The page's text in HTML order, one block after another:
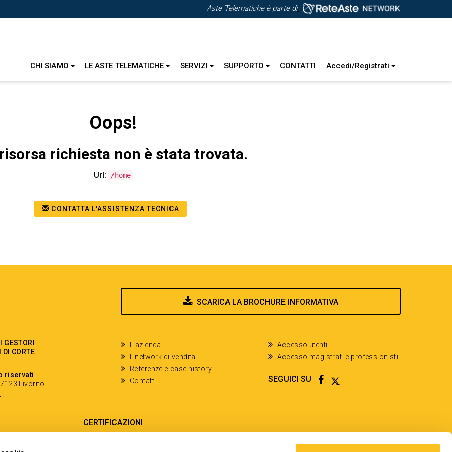
Aste Telematiche è parte di
CHI SIAMO LE ASTE TELEMATICHE SERVIZI SUPPORTO CONTATTI Accedi/Registrati
Oops!
richiesta non è stata trovata.
Url: /home
CONTATTA L'ASSISTENZA TECNICA
SCARICA LA BROCHURE INFORMATIVA
DI CORTE
riservati
Livorno
L'azienda
Il network di vendita
Referenze e case history
Contatti
Accesso utenti
Accesso magistrati e professionisti
SEGUICI SU FACEBOOK
TWITTER
CERTIFICAZIONI